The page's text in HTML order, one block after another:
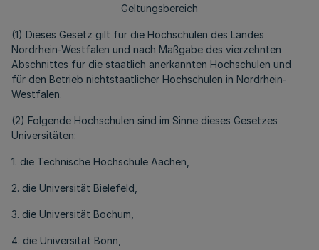
Geltungsbereich
(1) Dieses Gesetz gilt für die Hochschulen des Landes
Nordrhein-Westfalen und nach Maßgabe des vierzehnten
Abschnittes für die staatlich anerkannten Hochschulen und
für den Betrieb nichtstaatlicher Hochschulen in Nordrhein-
Westfalen.
(2) Folgende Hochschulen sind im Sinne dieses Gesetzes
Universitäten:
1. die Technische Hochschule Aachen,
2. die Universität Bielefeld,
3. die Universität Bochum,
4. die Universität Bonn,